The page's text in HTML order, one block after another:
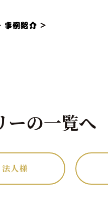
事例紹介 >
ーの一覧へ
法人様